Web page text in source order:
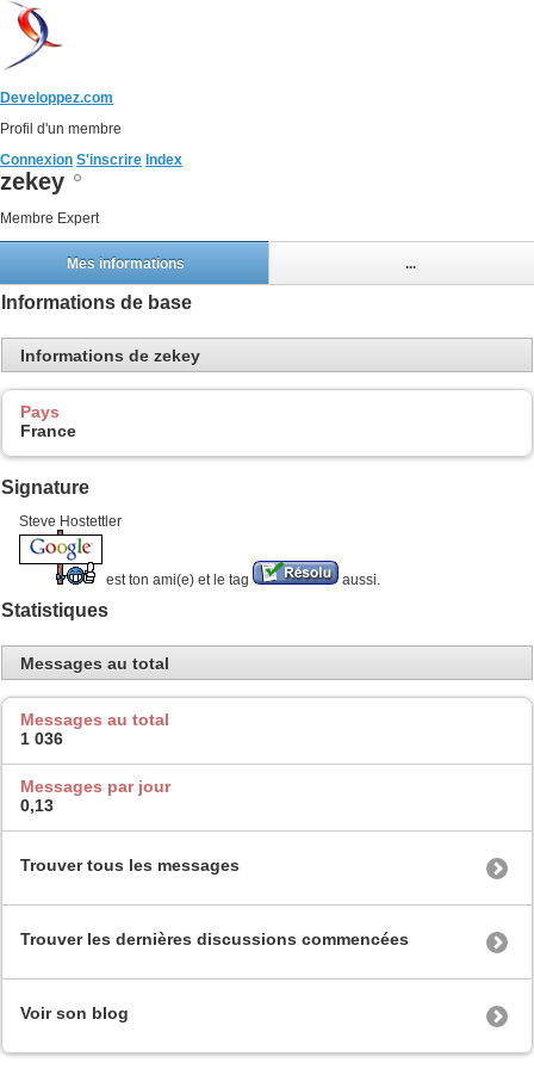
Developpez.com
Profil d'un membre
Connexion S'inscrire Index
zekey
Membre Expert
Mes informations ...
Informations de base
Informations de zekey
Pays
France
Signature
Steve Hostettler
est ton ami(e) et le tag aussi.
Statistiques
Messages au total
Messages au total
1 036
Messages par jour
0,13
Trouver tous les messages
Trouver les dernières discussions commencées
Voir son blog